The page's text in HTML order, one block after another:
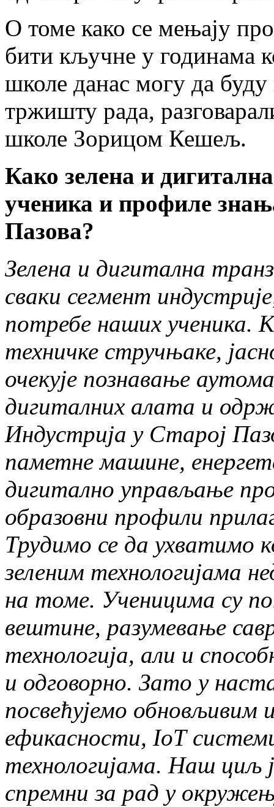
О томе како се мењају
бити кључне у годинама
школе данас могу да
тржишту рада,
школе Зорицом Кешељ.
Како зелена и
ученика и профиле
Пазова?
Зелена и дигитална
сваки сегмент
потребе наших ученика.
техничке стручњаке,
очекује познавање
дигиталних алата и
Индустрија у Старој
паметне машине,
дигитално управљање
образовни профили
Трудимо се да ухватимо
зеленим технологијама
на томе. Ученицима су
вештине, разумевање
технологија, али и
и одговорно. Зато у
посвећујемо обновљивим
ефикасности, IoT
технологијама. Наш циљ
спремни за рад у